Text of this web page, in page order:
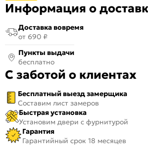
Информация о
Доставка вовремя
от 690 ₽
Пункты выдачи
бесплатно
С заботой о клиентах
Бесплатный выезд замерщика
Составим лист замеров
Быстрая установка
Установим двери с фурнитурой
Гарантия
Гарантийный срок 18 месяцев